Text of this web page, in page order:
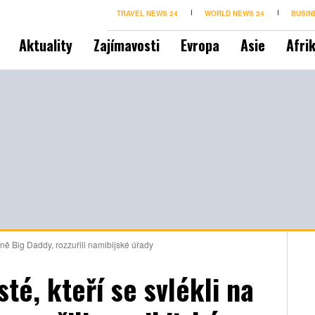
TRAVEL NEWS 24 WORLD NEWS 24
Aktuality Zajímavosti Evropa Asie
Big Daddy, rozzuřili namibijské úřady
kteří se svlékli na